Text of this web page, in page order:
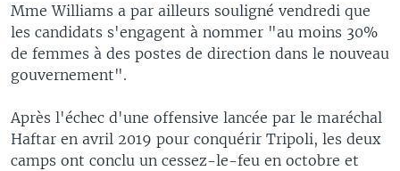
Mme Williams a par ailleurs souligné vendredi que
les candidats s'engagent à nommer "au moins 30%
de femmes à des postes de direction dans le nouveau
gouvernement".
Après l'échec d'une offensive lancée par le maréchal
Haftar en avril 2019 pour conquérir Tripoli, les deux
camps ont conclu un cessez-le-feu en octobre et